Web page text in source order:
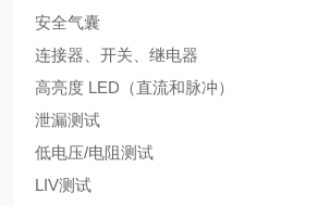
安全气囊
连接器、开关、继电器
高亮度 LED（直流和脉冲）
泄漏测试
低电压/电阻测试
LIV测试